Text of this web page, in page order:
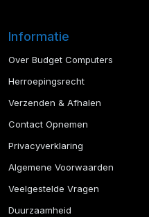
Informatie
Over Budget Computers
Herroepingsrecht
Verzenden & Afhalen
Contact Opnemen
Privacyverklaring
Algemene Voorwaarden
Veelgestelde Vragen
Duurzaamheid